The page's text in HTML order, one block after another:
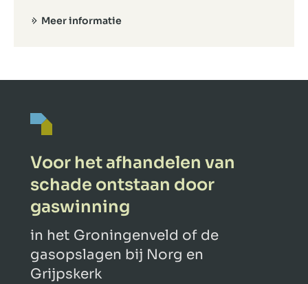
Meer informatie
Voor het afhandelen van
schade ontstaan door
gaswinning
in het Groningenveld of de
gasopslagen bij Norg en
Grijpskerk